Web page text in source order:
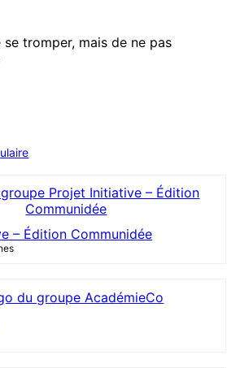
se tromper, mais de ne pas
– Édition Communidée